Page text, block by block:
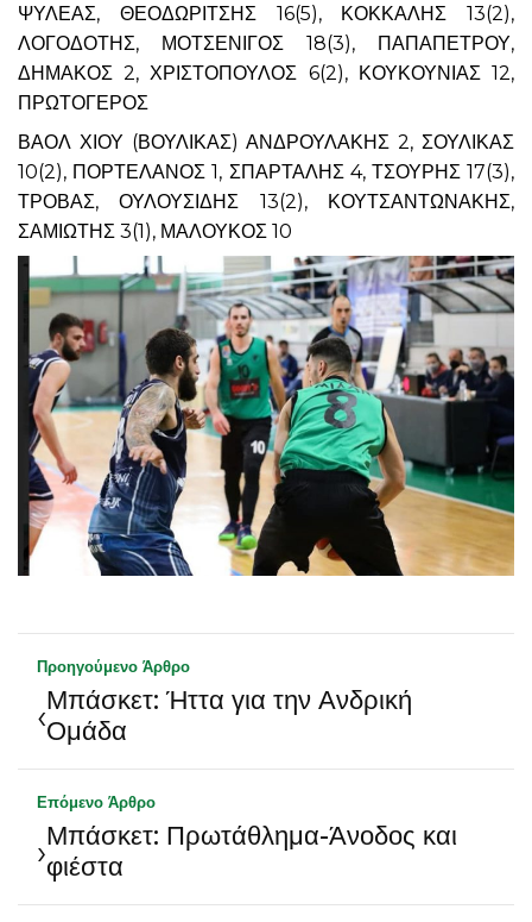
ΨΥΛΕΑΣ, ΘΕΟΔΩΡΙΤΣΗΣ 16(5), ΚΟΚΚΑΛΗΣ 13(2),
ΛΟΓΟΔΟΤΗΣ, ΜΟΤΣΕΝΙΓΟΣ 18(3), ΠΑΠΑΠΕΤΡΟΥ,
ΔΗΜΑΚΟΣ 2, ΧΡΙΣΤΟΠΟΥΛΟΣ 6(2), ΚΟΥΚΟΥΝΙΑΣ 12,
ΠΡΩΤΟΓΕΡΟΣ
ΒΑΟΛ ΧΙΟΥ (ΒΟΥΛΙΚΑΣ) ΑΝΔΡΟΥΛΑΚΗΣ 2, ΣΟΥΛΙΚΑΣ
10(2), ΠΟΡΤΕΛΑΝΟΣ 1, ΣΠΑΡΤΑΛΗΣ 4, ΤΣΟΥΡΗΣ 17(3),
ΤΡΟΒΑΣ, ΟΥΛΟΥΣΙΔΗΣ 13(2), ΚΟΥΤΣΑΝΤΩΝΑΚΗΣ,
ΣΑΜΙΩΤΗΣ 3(1), ΜΑΛΟΥΚΟΣ 10
Προηγούμενο Άρθρο
‹Μπάσκετ: Ήττα για την Ανδρική
Ομάδα
Επόμενο Άρθρο
›Μπάσκετ: Πρωτάθλημα-Άνοδος και
φιέστα